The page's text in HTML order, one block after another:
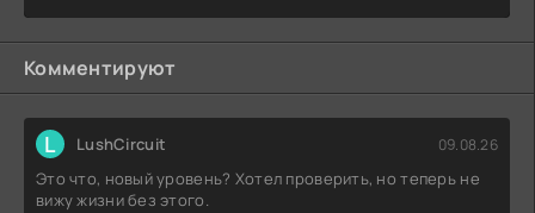
Комментируют
L LushCircuit 09.08.26
Это что, новый уровень? Хотел проверить, но теперь не
вижу жизни без этого.